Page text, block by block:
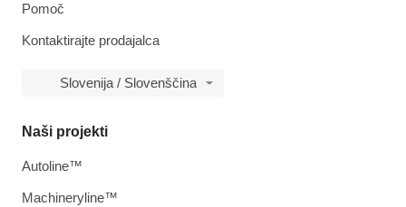
Pomoč
Kontaktirajte prodajalca
Slovenija / Slovenščina
Naši projekti
Autoline™
Machineryline™